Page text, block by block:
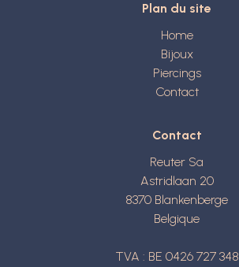
Plan du site
Home
Bijoux
Piercings
Contact
Contact
Reuter Sa
Astridlaan 20
8370 Blankenberge
Belgique
TVA : BE 0426 727 348